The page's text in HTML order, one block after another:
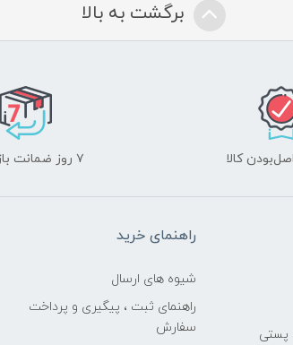
برگشت به بالا
کالا ۷ روز ضمانت بازگشت
پستی
راهنمای خرید
شیوه های ارسال
راهنمای ثبت ، پیگیری و پرداخت
سفارش